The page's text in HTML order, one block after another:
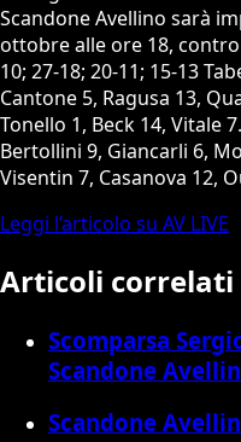
Scandone Avellino sarà
ottobre alle ore 18,
10; 27-18; 20-11; 15-13
Cantone 5, Ragusa 13,
Tonello 1, Beck 14, Vitale
Bertollini 9, Giancarli 6,
Visentin 7, Casanova 12,
Leggi l’articolo su AV LIVE
Articoli correlati
Scomparsa
Scandone
Scandone